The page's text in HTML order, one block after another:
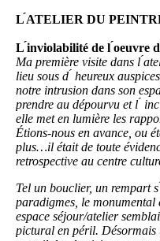
L ́ATELIER DU
L ́inviolabilité de l ́oeuvre
Ma première visite dans l
lieu sous d ́ heureux
notre intrusion dans son
prendre au dépourvu et l
elle met en lumière les
Étions-nous en avance, ou
plus…il était de toute
retrospective au centre
Tel un bouclier, un rempart
paradigmes, le
espace séjour/atelier
pictural en péril. Désormais